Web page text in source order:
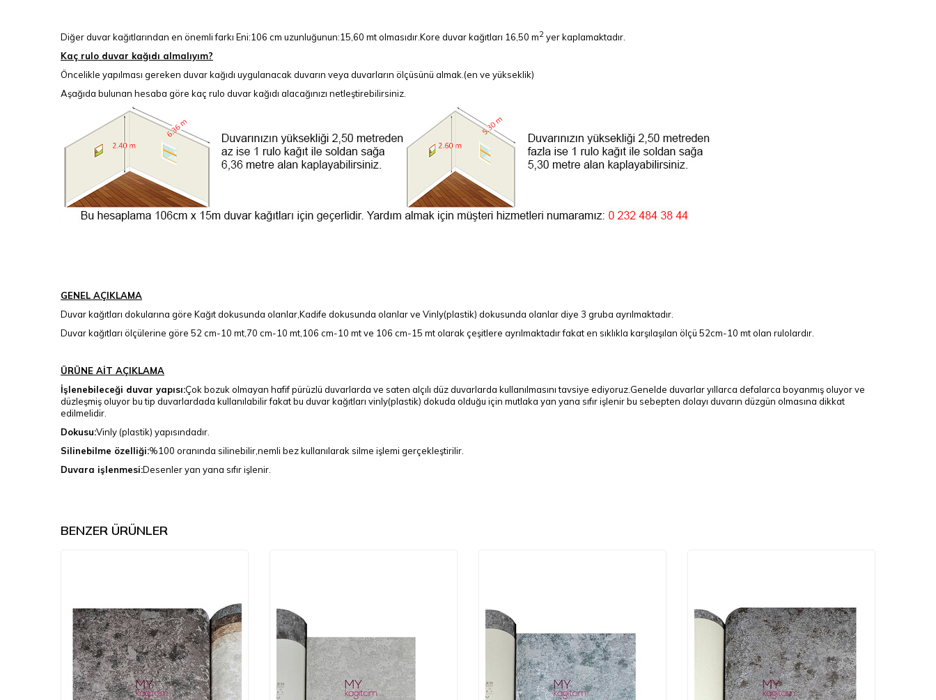
Diğer duvar kağıtlarından en önemli farkı Eni:106 cm uzunluğunun:15,60 mt olmasıdır.Kore duvar kağıtları 16,50 m2 yer kaplamaktadır.
Kaç rulo duvar kağıdı almalıyım?
Öncelikle yapılması gereken duvar kağıdı uygulanacak duvarın veya duvarların ölçüsünü almak.(en ve yükseklik)
Aşağıda bulunan hesaba göre kaç rulo duvar kağıdı alacağınızı netleştirebilirsiniz.
GENEL AÇIKLAMA
Duvar kağıtları dokularına göre Kağıt dokusunda olanlar,Kadife dokusunda olanlar ve Vinly(plastik) dokusunda olanlar diye 3 gruba ayrılmaktadır.
Duvar kağıtları ölçülerine göre 52 cm-10 mt,70 cm-10 mt,106 cm-10 mt ve 106 cm-15 mt olarak çeşitlere ayrılmaktadır fakat en sıklıkla karşılaşılan ölçü 52cm-10 mt olan rulolardır.
ÜRÜNE AİT AÇIKLAMA
İşlenebileceği duvar yapısı:Çok bozuk olmayan hafif pürüzlü duvarlarda ve saten alçılı düz duvarlarda kullanılmasını tavsiye ediyoruz.Genelde duvarlar yıllarca defalarca boyanmış oluyor ve
düzleşmiş oluyor bu tip duvarlardada kullanılabilir fakat bu duvar kağıtları vinly(plastik) dokuda olduğu için mutlaka yan yana sıfır işlenir bu sebepten dolayı duvarın düzgün olmasına dikkat
edilmelidir.
Dokusu:Vinly (plastik) yapısındadır.
Silinebilme özelliği:%100 oranında silinebilir,nemli bez kullanılarak silme işlemi gerçekleştirilir.
Duvara işlenmesi:Desenler yan yana sıfır işlenir.
BENZER ÜRÜNLER